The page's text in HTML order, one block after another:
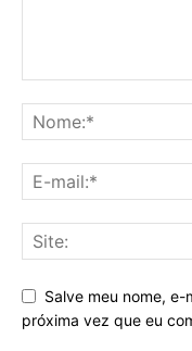
Salve meu nome,
próxima vez que eu